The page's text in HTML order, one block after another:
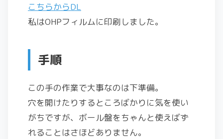
こちらからDL
私はOHPフィルムに印刷しました。
手順
この手の作業で大事なのは下準備。
穴を開けたりするところばかりに気を使い
がちですが、ボール盤をちゃんと使えばず
れることはさほどありません。